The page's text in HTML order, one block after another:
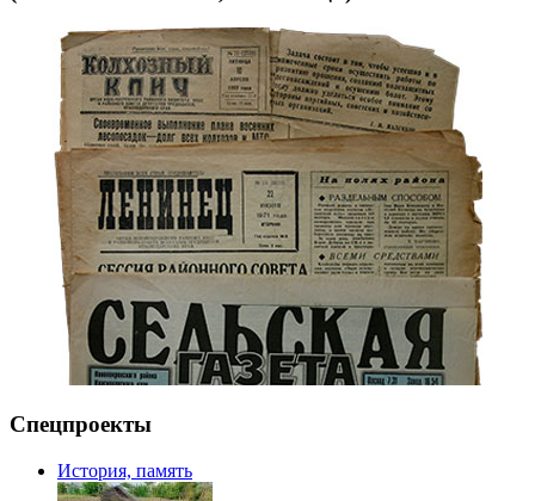
Спецпроекты
История, память